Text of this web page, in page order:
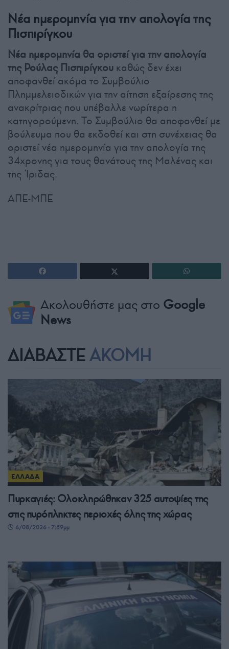
Νέα ημερομηνία για την απολογία της
Πισπιρίγκου
Νέα ημερομηνία θα οριστεί για την απολογία
της Ρούλας Πισπιρίγκου καθώς δεν έχει
αποφανθεί ακόμα το Συμβούλιο
Πλημμελειοδικών για την αίτηση εξαίρεσης της
ανακρίτριας που υπέβαλλε νωρίτερα η
κατηγορούμενη. Το Συμβούλιο θα αποφανθεί με
βούλευμα που θα εκδοθεί και στη συνέχειας θα
οριστεί νέα ημερομηνία για την απολογία της
34χρονης για τους θανάτους της Μαλένας και
της Ίριδας.
ΑΠΕ-ΜΠΕ
Ακολουθήστε μας στο Google
News
ΔΙΑΒΑΣΤΕ ΑΚΟΜΗ
ΕΛΛΑΔΑ
Πυρκαγιές: Ολοκληρώθηκαν 325 αυτοψίες της
στις πυρόπληκτες περιοχές όλης της χώρας
6/08/2026 - 7:59μμ